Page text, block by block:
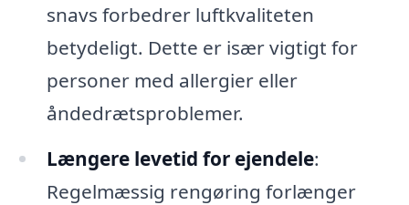
snavs forbedrer luftkvaliteten
betydeligt. Dette er især vigtigt for
personer med allergier eller
åndedrætsproblemer.
Længere levetid for ejendele:
Regelmæssig rengøring forlænger